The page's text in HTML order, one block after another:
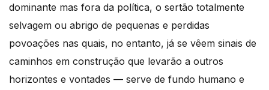
dominante mas fora da política, o sertão totalmente
selvagem ou abrigo de pequenas e perdidas
povoações nas quais, no entanto, já se vêem sinais de
caminhos em construção que levarão a outros
horizontes e vontades — serve de fundo humano e